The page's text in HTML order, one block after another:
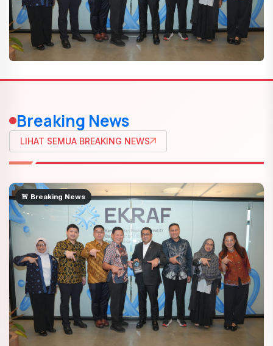
Breaking News
LIHAT SEMUA BREAKING NEWS
🚨 Breaking News